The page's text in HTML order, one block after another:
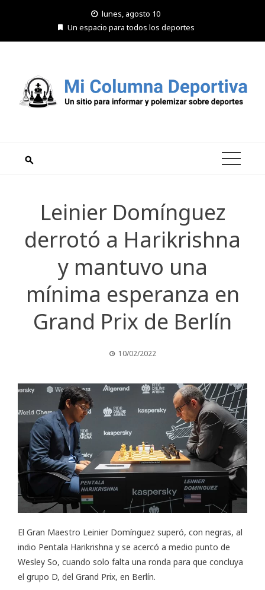
lunes, agosto 10
Un espacio para todos los deportes
Leinier Domínguez
derrotó a Harikrishna
y mantuvo una
mínima esperanza en
Grand Prix de Berlín
10/02/2022
El Gran Maestro Leinier Domínguez superó, con negras, al
indio Pentala Harikrishna y se acercó a medio punto de
Wesley So, cuando solo falta una ronda para que concluya
el grupo D, del Grand Prix, en Berlín.